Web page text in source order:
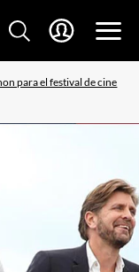
para el festival de cine